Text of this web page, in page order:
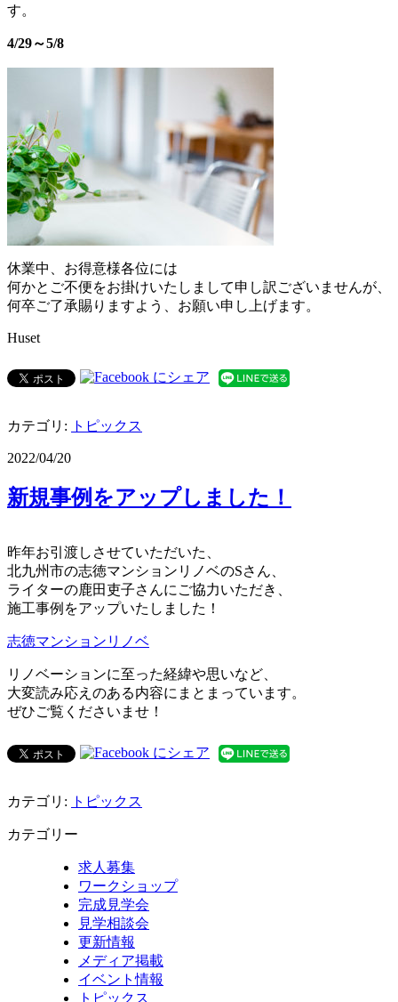
す。
4/29～5/8
休業中、お得意様各位には
何かとご不便をお掛けいたしまして申し訳ございませんが、
何卒ご了承賜りますよう、お願い申し上げます。
Huset
カテゴリ: トピックス
2022/04/20
新規事例をアップしました！
昨年お引渡しさせていただいた、
北九州市の志徳マンションリノベのSさん、
ライターの鹿田吏子さんにご協力いただき、
施工事例をアップいたしました！
志徳マンションリノベ
リノベーションに至った経緯や思いなど、
大変読み応えのある内容にまとまっています。
ぜひご覧くださいませ！
カテゴリ: トピックス
カテゴリー
求人募集
ワークショップ
完成見学会
見学相談会
更新情報
メディア掲載
イベント情報
トピックス